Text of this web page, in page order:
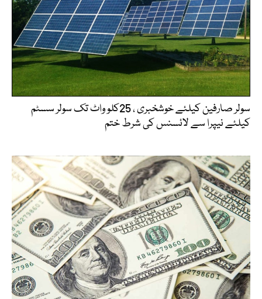
سولر صارفین کیلئے خوشخبری ، 25کلو واٹ تک سولر سسٹم
کیلئے نیپرا سے لائسنس کی شرط ختم